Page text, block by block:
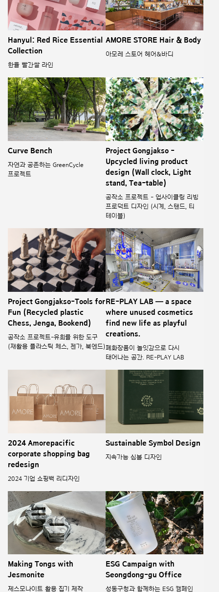
Hanyul: Red Rice Essential
Collection
한율 빨간쌀 라인
AMORE STORE Hair & Body
아모레 스토어 헤어&바디
Curve Bench
자연과 공존하는 GreenCycle
프로젝트
Project Gongjakso -
Upcycled living product
design (Wall clock, Light
stand, Tea-table)
공작소 프로젝트 - 업사이클링 리빙
프로덕트 디자인 (시계, 스탠드, 티
테이블)
Project Gongjakso-Tools for
Fun (Recycled plastic
Chess, Jenga, Bookend)
공작소 프로젝트-유희를 위한 도구
(재활용 플라스틱 체스, 젠가, 북엔드)
RE-PLAY LAB — a space
where unused cosmetics
find new life as playful
creations.
폐화장품이 놀잇감으로 다시
태어나는 공간. RE-PLAY LAB
2024 Amorepacific
corporate shopping bag
redesign
2024 기업 쇼핑백 리디자인
Sustainable Symbol Design
지속가능 심볼 디자인
Making Tongs with
Jesmonite
제스모나이트 활용 집기 제작
ESG Campaign with
Seongdong-gu Office
성동구청과 함께하는 ESG 캠페인